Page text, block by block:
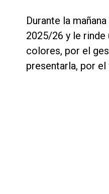
Durante la
2025/26 y le rinde
colores, por el
presentarla, por